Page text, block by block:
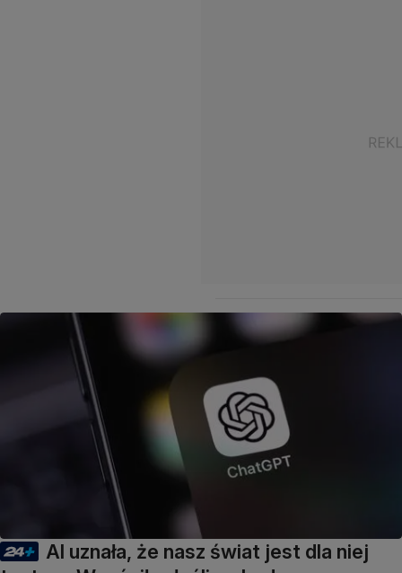
AI uznała, że nasz świat jest dla niej